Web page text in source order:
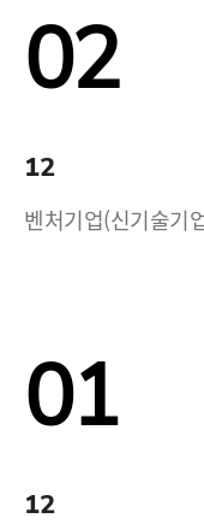
02
12
벤처기업(신기술기
01
12